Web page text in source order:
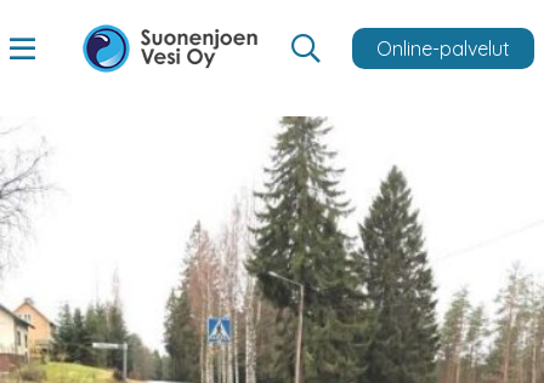
Online-palvelut